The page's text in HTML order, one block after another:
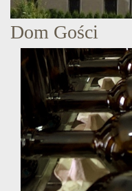
Dom Gości